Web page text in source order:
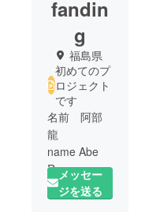
fandin
g
福島県
初めてのプ
ロジェクト
です
名前 阿部
龍
name Abe
Ryu
学校 福島
県立磐城高
メッセー
ジを送る